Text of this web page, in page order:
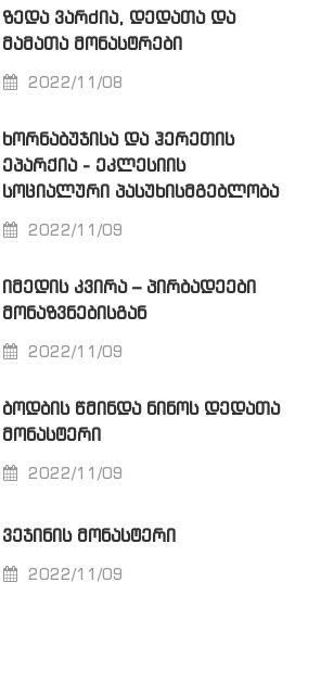
ᲖᲔᲓᲐ ᲕᲐᲠᲫᲘᲐ, ᲓᲔᲓᲐᲗᲐ ᲓᲐ
ᲛᲐᲛᲐᲗᲐ ᲛᲝᲜᲐᲡᲢᲠᲔᲑᲘ
2022/11/08
ᲮᲝᲠᲜᲐᲑᲣᲯᲘᲡᲐ ᲓᲐ ᲰᲔᲠᲔᲗᲘᲡ
ᲔᲞᲐᲠᲥᲘᲐ - ᲔᲙᲚᲔᲡᲘᲘᲡ
ᲡᲝᲪᲘᲐᲚᲣᲠᲘ ᲞᲐᲡᲣᲮᲘᲡᲛᲒᲔᲑᲚᲝᲑᲐ
2022/11/09
ᲘᲛᲔᲓᲘᲡ ᲙᲕᲘᲠᲐ – ᲞᲘᲠᲑᲐᲓᲔᲔᲑᲘ
ᲛᲝᲜᲐᲖᲕᲜᲔᲑᲘᲡᲒᲐᲜ
2022/11/09
ᲑᲝᲓᲑᲘᲡ ᲬᲛᲘᲜᲓᲐ ᲜᲘᲜᲝᲡ ᲓᲔᲓᲐᲗᲐ
ᲛᲝᲜᲐᲡᲢᲔᲠᲘ
2022/11/09
ᲕᲔᲯᲘᲜᲘᲡ ᲛᲝᲜᲐᲡᲢᲔᲠᲘ
2022/11/09